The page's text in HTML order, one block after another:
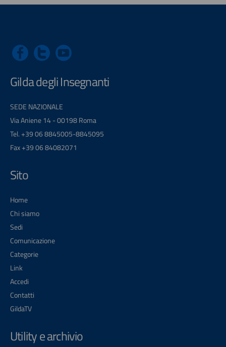
Gilda degli Insegnanti
SEDE NAZIONALE
Via Aniene 14 - 00198 Roma
Tel. +39 06 8845005-8845095
Fax +39 06 84082071
Sito
Home
Chi siamo
Sedi
Comunicazione
Categorie
Link
Accedi
Contatti
GildaTV
Utility e archivio